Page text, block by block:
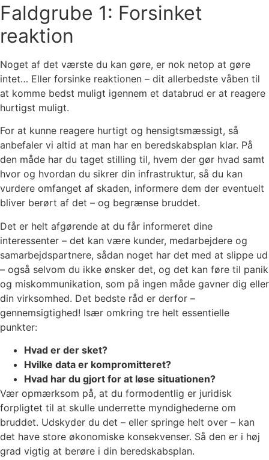
Faldgrube 1: Forsinket
reaktion
Noget af det værste du kan gøre, er nok netop at gøre
intet… Eller forsinke reaktionen – dit allerbedste våben til
at komme bedst muligt igennem et databrud er at reagere
hurtigst muligt.
For at kunne reagere hurtigt og hensigtsmæssigt, så
anbefaler vi altid at man har en beredskabsplan klar. På
den måde har du taget stilling til, hvem der gør hvad samt
hvor og hvordan du sikrer din infrastruktur, så du kan
vurdere omfanget af skaden, informere dem der eventuelt
bliver berørt af det – og begrænse bruddet.
Det er helt afgørende at du får informeret dine
interessenter – det kan være kunder, medarbejdere og
samarbejdspartnere, sådan noget har det med at slippe ud
– også selvom du ikke ønsker det, og det kan føre til panik
og miskommunikation, som på ingen måde gavner dig eller
din virksomhed. Det bedste råd er derfor –
gennemsigtighed! Især omkring tre helt essentielle
punkter:
Hvad er der sket?
Hvilke data er kompromitteret?
Hvad har du gjort for at løse situationen?
Vær opmærksom på, at du formodentlig er juridisk
forpligtet til at skulle underrette myndighederne om
bruddet. Udskyder du det – eller springe helt over – kan
det have store økonomiske konsekvenser. Så den er i høj
grad vigtig at berøre i din beredskabsplan.